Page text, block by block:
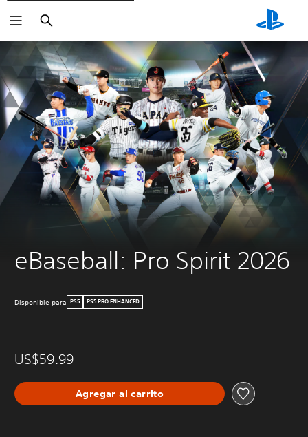
Buscar
eBaseball: Pro Spirit 2026
Disponible para PS5 PS5 PRO ENHANCED
US$59.99
Agregar al carrito